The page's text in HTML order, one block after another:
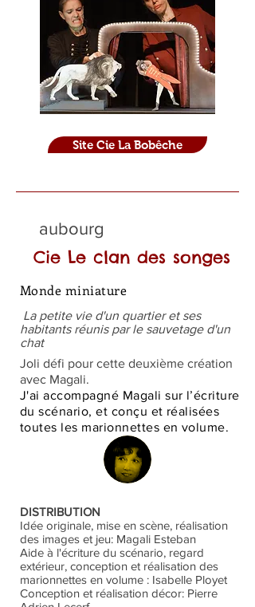
Site Cie La Bobêche
aubourg
Cie Le clan des songes
Monde miniature
La petite vie d'un quartier et ses
habitants réunis par le sauvetage d'un
chat
Joli défi pour cette deuxième création
avec Magali.
J'ai accompagné Magali sur l’écriture
du scénario, et conçu et réalisées
toutes les marionnettes en volume.
DISTRIBUTION
Idée originale, mise en scène, réalisation
des images et jeu: Magali Esteban
Aide à l'écriture du scénario, regard
extérieur, conception et réalisation des
marionnettes en volume : Isabelle Ployet
Conception et réalisation décor: Pierre